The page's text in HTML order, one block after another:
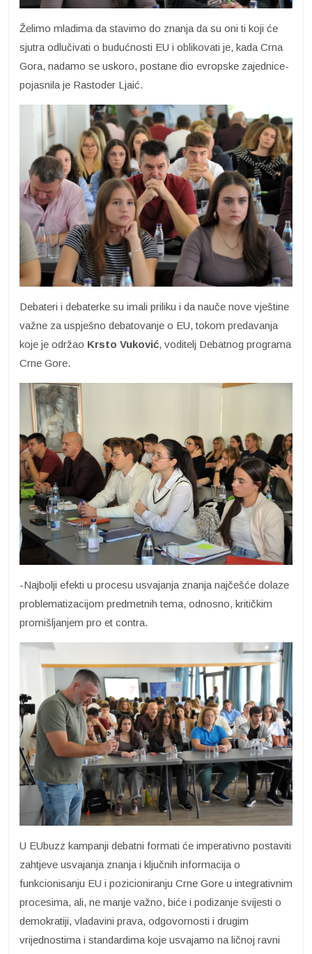
Želimo mladima da stavimo do znanja da su oni ti koji će
sjutra odlučivati o budućnosti EU i oblikovati je, kada Crna
Gora, nadamo se uskoro, postane dio evropske zajednice-
pojasnila je Rastoder Ljaić.
Debateri i debaterke su imali priliku i da nauče nove vještine
važne za uspješno debatovanje o EU, tokom predavanja
koje je održao Krsto Vuković, voditelj Debatnog programa
Crne Gore.
-Najbolji efekti u procesu usvajanja znanja najčešće dolaze
problematizacijom predmetnih tema, odnosno, kritičkim
promišljanjem pro et contra.
U EUbuzz kampanji debatni formati će imperativno postaviti
zahtjeve usvajanja znanja i ključnih informacija o
funkcionisanju EU i pozicioniranju Crne Gore u integrativnim
procesima, ali, ne manje važno, biće i podizanje svijesti o
demokratiji, vladavini prava, odgovornosti i drugim
vrijednostima i standardima koje usvajamo na ličnoj ravni